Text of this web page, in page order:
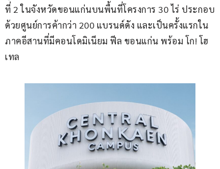
ที่ 2 ในจังหวัดขอนแก่นบนพื้นที่โครงการ 30 ไร่ ประกอบ
ด้วยศูนย์การค้ากว่า 200 แบรนด์ดัง และเป็นครั้งแรกใน
ภาคอีสานที่มีคอนโดมิเนียม ฟีล ขอนแก่น พร้อม โก! โฮ
เทล